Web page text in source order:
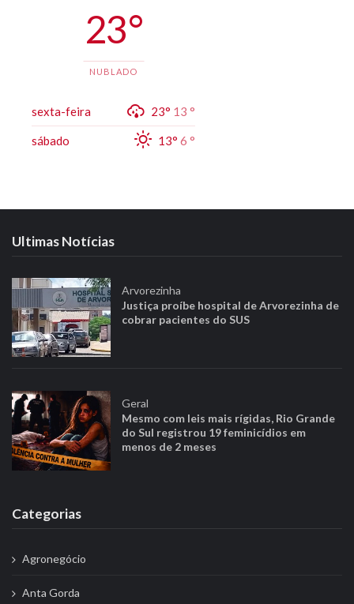
23 °
NUBLADO
sexta-feira 23° 13 °
sábado 13° 6 °
Ultimas Notícias
Arvorezinha
Justiça proíbe hospital de Arvorezinha de
cobrar pacientes do SUS
Geral
Mesmo com leis mais rígidas, Rio Grande
do Sul registrou 19 feminicídios em
menos de 2 meses
Categorias
Agronegócio
Anta Gorda